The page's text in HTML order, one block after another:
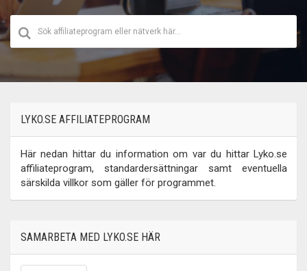
LYKO.SE AFFILIATEPROGRAM
Här nedan hittar du information om var du hittar Lyko.se
affiliateprogram, standardersättningar samt eventuella
särskilda villkor som gäller för programmet.
SAMARBETA MED LYKO.SE HÄR